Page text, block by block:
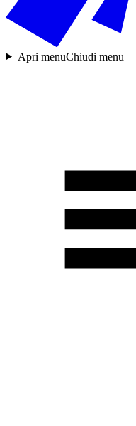
Apri menuChiudi menu